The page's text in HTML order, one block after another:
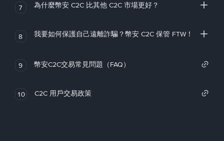
7 為什麼幣安 C2C 比其他 C2C 市場更好？
8 我要如何保護自己遠離詐騙？幣安 C2C 保管 FTW！
9 幣安C2C交易常見問題（FAQ）
10 C2C 用戶交易政策